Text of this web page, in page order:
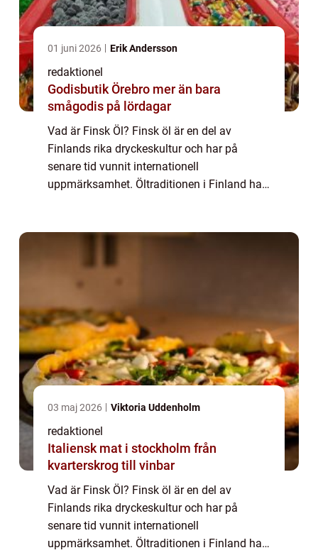
01 juni 2026 Erik Andersson
redaktionel
Godisbutik Örebro mer än bara
smågodis på lördagar
Vad är Finsk Öl? Finsk öl är en del av
Finlands rika dryckeskultur och har på
senare tid vunnit internationell
uppmärksamhet. Öltraditionen i Finland har
typer av f...
03 maj 2026 Viktoria Uddenholm
redaktionel
Italiensk mat i stockholm från
kvarterskrog till vinbar
Vad är Finsk Öl? Finsk öl är en del av
Finlands rika dryckeskultur och har på
senare tid vunnit internationell
uppmärksamhet. Öltraditionen i Finland har